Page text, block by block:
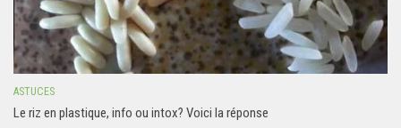
ASTUCES
Le riz en plastique, info ou intox? Voici la réponse